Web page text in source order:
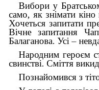
Вибори у
само, як знімати
Хочеться запитати
Вічне запитання
Балаганова. Усі–
Народним героєм
свинстві. Сміття
Познайомився з